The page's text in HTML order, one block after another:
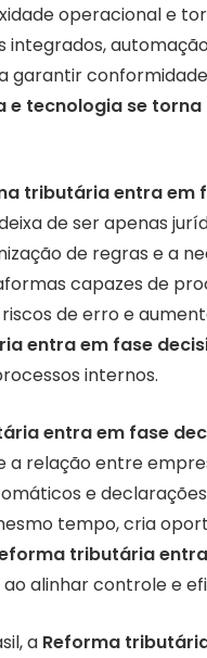
operacional e
integrados,
garantir conformidade
e tecnologia se
tributária entra em
de ser apenas
de regras e a
capazes de
de erro e
entra em fase
internos.
entra em fase
relação entre
e
tempo, cria
tributária
ao alinhar controle e
a Reforma